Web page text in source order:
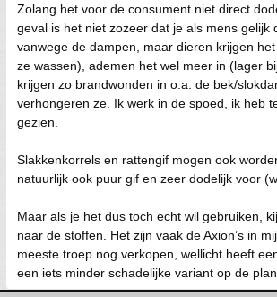
Zolang het voor de consument niet direct
geval is het niet zozeer dat je als mens gelijk
vanwege de dampen, maar dieren krijgen
ze wassen), ademen het wel meer in (lager
krijgen zo brandwonden in o.a. de bek/
verhongeren ze. Ik werk in de spoed, ik heb
gezien.
Slakkenkorrels en rattengif mogen ook
natuurlijk ook puur gif en zeer dodelijk voor
Maar als je het dus toch echt wil gebruiken,
naar de stoffen. Het zijn vaak de Axion’s in
meeste troep nog verkopen, wellicht heeft
een iets minder schadelijke variant op de